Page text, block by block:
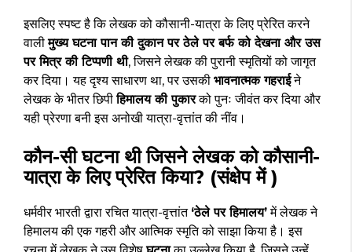
इसलिए स्पष्ट है कि लेखक को कौसानी-यात्रा के लिए प्रेरित करने
वालीमुख्य घटना पान की दुकान पर ठेले पर बर्फ को देखना और उस
पर मित्र की टिप्पणी थी, जिसने लेखक की पुरानी स्मृतियों को जागृत
कर दिया। यह दृश्य साधारण था, पर उसकी भावनात्मक गहराईने
लेखक के भीतर छिपीहिमालय की पुकारको पुनः जीवंत कर दिया और
यही प्रेरणा बनी इस अनोखी यात्रा-वृत्तांत की नींव।
कौन-सी घटना थी जिसने लेखक को कौसानी-
यात्रा के लिए प्रेरित किया? (संक्षेप में )
धर्मवीर भारती द्वारा रचित यात्रा-वृत्तांत ‘ठेले पर हिमालय’में लेखक ने
हिमालय की एक गहरी और आत्मिक स्मृति को साझा किया है। इस